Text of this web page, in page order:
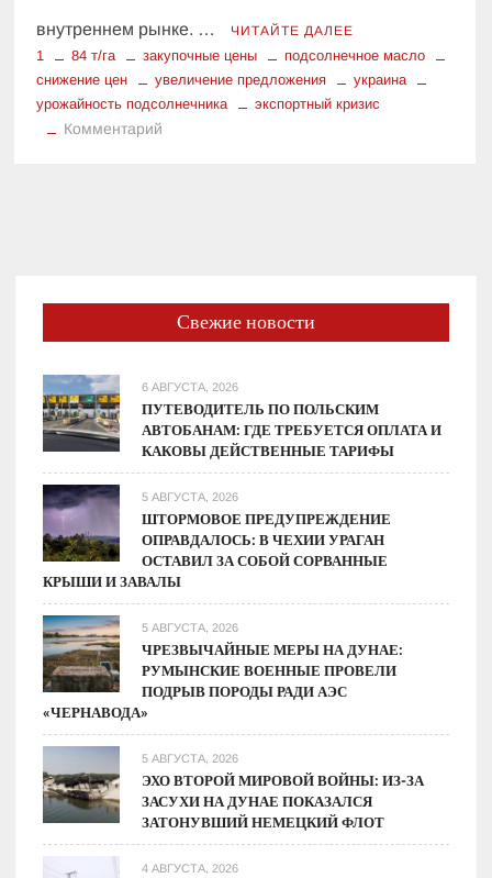
внутреннем рынке. … ЧИТАЙТЕ ДАЛЕЕ
1 84 т/га закупочные цены
подсолнечное масло
снижение цен
увеличение предложения
украина
урожайность подсолнечника
экспортный кризис
Комментарий
увеличения
предложения
Украине
Свежие новости
6 АВГУСТА, 2026
ПУТЕВОДИТЕЛЬ ПО ПОЛЬСКИМ
АВТОБАНАМ: ГДЕ ТРЕБУЕТСЯ ОПЛАТА И
КАКОВЫ ДЕЙСТВЕННЫЕ ТАРИФЫ
5 АВГУСТА, 2026
ШТОРМОВОЕ ПРЕДУПРЕЖДЕНИЕ
ОПРАВДАЛОСЬ: В ЧЕХИИ УРАГАН
ОСТАВИЛ ЗА СОБОЙ СОРВАННЫЕ
КРЫШИ И ЗАВАЛЫ
5 АВГУСТА, 2026
ЧРЕЗВЫЧАЙНЫЕ МЕРЫ НА ДУНАЕ:
РУМЫНСКИЕ ВОЕННЫЕ ПРОВЕЛИ
ПОДРЫВ ПОРОДЫ РАДИ АЭС
«ЧЕРНАВОДА»
5 АВГУСТА, 2026
ЭХО ВТОРОЙ МИРОВОЙ ВОЙНЫ: ИЗ-ЗА
ЗАСУХИ НА ДУНАЕ ПОКАЗАЛСЯ
ЗАТОНУВШИЙ НЕМЕЦКИЙ ФЛОТ
4 АВГУСТА, 2026